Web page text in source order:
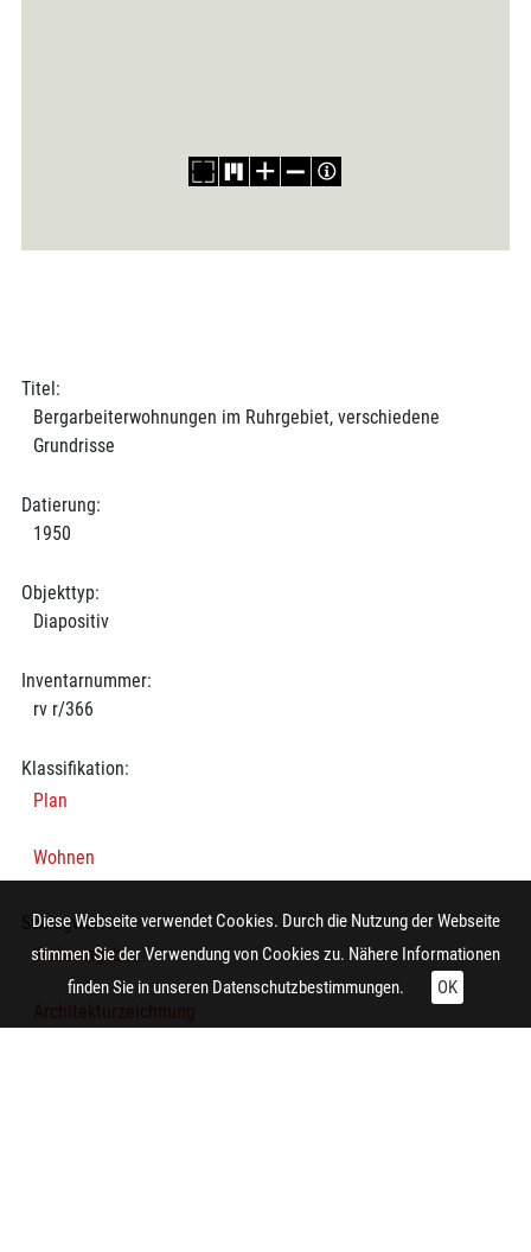
Titel:
Bergarbeiterwohnungen im Ruhrgebiet, verschiedene
Grundrisse
Datierung:
1950
Objekttyp:
Diapositiv
Inventarnummer:
rv r/366
Klassifikation:
Plan
Wohnen
Schlagworte:
Wohnungsbau
Diese Webseite verwendet Cookies. Durch die Nutzung der Webseite
stimmen Sie der Verwendung von Cookies zu. Nähere Informationen
finden Sie in unseren Datenschutzbestimmungen. OK